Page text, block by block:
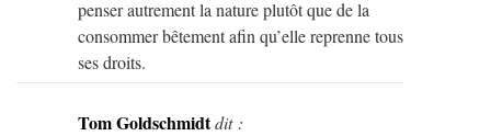
penser autrement la nature plutôt que de la
consommer bêtement afin qu’elle reprenne tous
ses droits.
Tom Goldschmidtdit :